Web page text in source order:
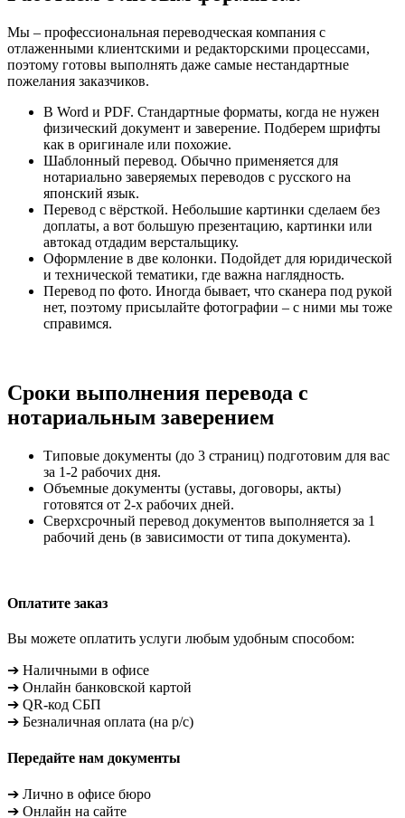
Мы – профессиональная переводческая компания с
отлаженными клиентскими и редакторскими процессами,
поэтому готовы выполнять даже самые нестандартные
пожелания заказчиков.
В Word и PDF. Стандартные форматы, когда не нужен
физический документ и заверение. Подберем шрифты
как в оригинале или похожие.
Шаблонный перевод. Обычно применяется для
нотариально заверяемых переводов с русского на
японский язык.
Перевод с вёрсткой. Небольшие картинки сделаем без
доплаты, а вот большую презентацию, картинки или
автокад отдадим верстальщику.
Оформление в две колонки. Подойдет для юридической
и технической тематики, где важна наглядность.
Перевод по фото. Иногда бывает, что сканера под рукой
нет, поэтому присылайте фотографии – с ними мы тоже
справимся.
Сроки выполнения перевода с
нотариальным заверением
Типовые документы (до 3 страниц) подготовим для вас
за 1-2 рабочих дня.
Объемные документы (уставы, договоры, акты)
готовятся от 2-х рабочих дней.
Сверхсрочный перевод документов выполняется за 1
рабочий день (в зависимости от типа документа).
Оплатите заказ
Вы можете оплатить услуги любым удобным способом:
➔ Наличными в офисе
➔ Онлайн банковской картой
➔ QR-код СБП
➔ Безналичная оплата (на р/с)
Передайте нам документы
➔ Лично в офисе бюро
➔ Онлайн на сайте